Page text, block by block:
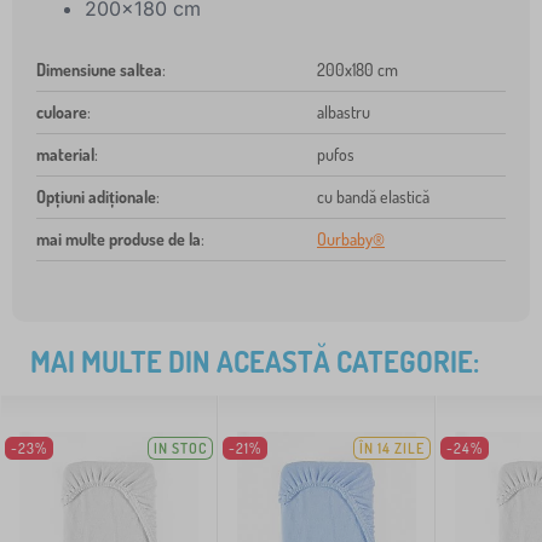
200x180 cm
Dimensiune saltea: 200x180 cm
culoare: albastru
material: pufos
Opțiuni adiționale: cu bandă elastică
mai multe produse de la: Ourbaby®
MAI MULTE DIN ACEASTĂ CATEGORIE:
-23% IN STOC -21% ÎN 14 ZILE -24%